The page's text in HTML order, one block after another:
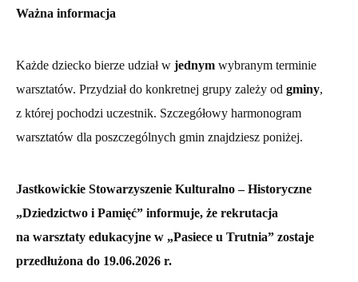
Ważna informacja
Każde dziecko bierze udział w jednym wybranym terminie
warsztatów. Przydział do konkretnej grupy zależy od gminy,
z której pochodzi uczestnik. Szczegółowy harmonogram
warsztatów dla poszczególnych gmin znajdziesz poniżej.
Jastkowickie Stowarzyszenie Kulturalno – Historyczne
„Dziedzictwo i Pamięć” informuje, że rekrutacja
na warsztaty edukacyjne w „Pasiece u Trutnia” zostaje
przedłużona do 19.06.2026 r.